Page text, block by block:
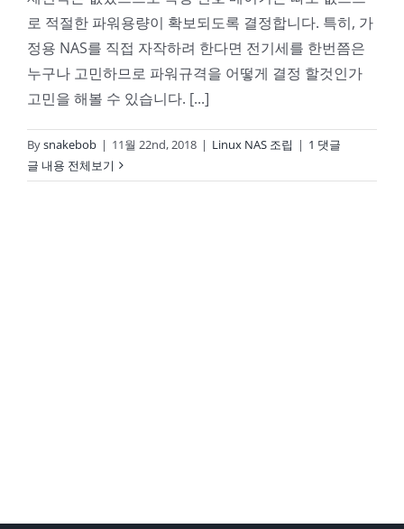
로 적절한 파워용량이 확보되도록 결정합니다. 특히, 가
정용 NAS를 직접 자작하려 한다면 전기세를 한번쯤은
누구나 고민하므로 파워규격을 어떻게 결정 할것인가
고민을 해볼 수 있습니다. [...]
Bysnakebob | 11월 22nd, 2018 | Linux NAS 조립 | 1 댓글
글 내용 전체보기